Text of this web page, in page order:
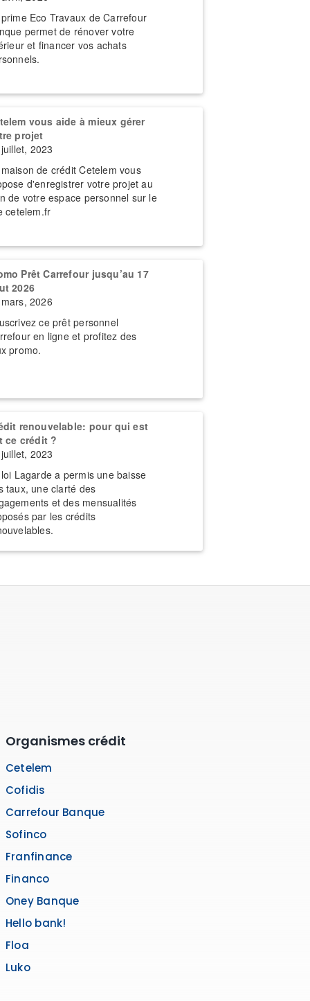
Eco Travaux de Carrefour
permet de rénover votre
et financer vos achats
vous aide à mieux gérer
projet
2023
de crédit Cetelem vous
d'enregistrer votre projet au
de votre espace personnel sur le
cetelem.fr
Prêt Carrefour jusqu’au 17
2026
2026
ce prêt personnel
en ligne et profitez des
promo.
renouvelable: pour qui est
ce crédit ?
2023
Lagarde a permis une baisse
taux, une clarté des
et des mensualités
par les crédits
Organismes crédit
Cetelem
Cofidis
Carrefour Banque
Sofinco
Franfinance
Financo
Oney Banque
Hello bank!
Floa
Luko